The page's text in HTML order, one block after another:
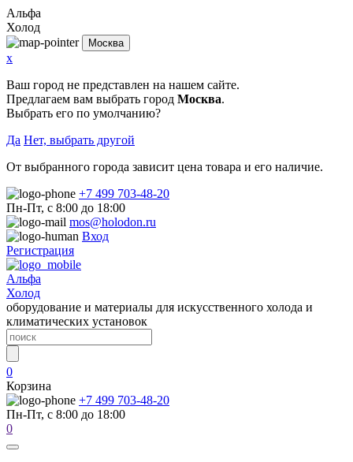
Альфа
Холод
Москва
x
Ваш город не представлен на нашем сайте.
Предлагаем вам выбрать город Москва.
Выбрать его по умолчанию?
Да Нет, выбрать другой
От выбранного города зависит цена товара и его наличие.
+7 499 703-48-20
Пн-Пт, с 8:00 до 18:00
mos@holodon.ru
Вход
Регистрация
Альфа
Холод
оборудование и материалы для искусственного холода и
климатических установок
0
Корзина
+7 499 703-48-20
Пн-Пт, с 8:00 до 18:00
0